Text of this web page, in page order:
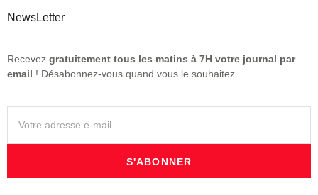
NewsLetter
Recevez gratuitement tous les matins à 7H votre journal par
email ! Désabonnez-vous quand vous le souhaitez.
S'ABONNER